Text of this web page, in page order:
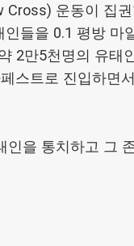
운동이 집
들을 0.1 평방
2만5천명의 유태
스트로 진입하면
인을 통치하고 그